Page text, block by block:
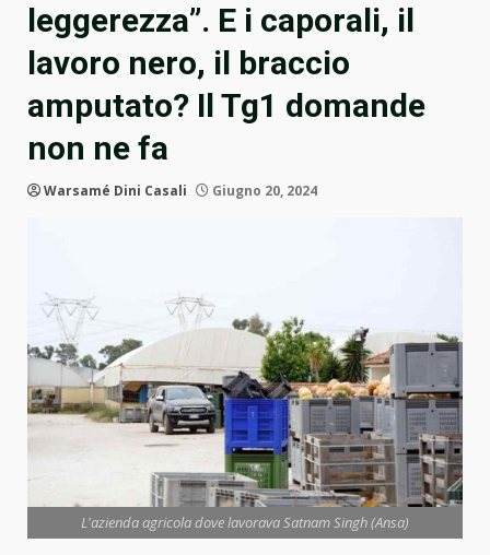
leggerezza”. E i caporali, il
lavoro nero, il braccio
amputato? Il Tg1 domande
non ne fa
Warsamé Dini Casali Giugno 20, 2024
L'azienda agricola dove lavorava Satnam Singh (Ansa)